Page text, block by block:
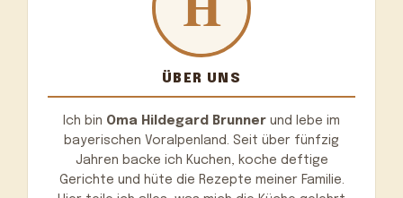
ÜBER UNS
Ich bin Oma Hildegard Brunner und lebe im
bayerischen Voralpenland. Seit über fünfzig
Jahren backe ich Kuchen, koche deftige
Gerichte und hüte die Rezepte meiner Familie.